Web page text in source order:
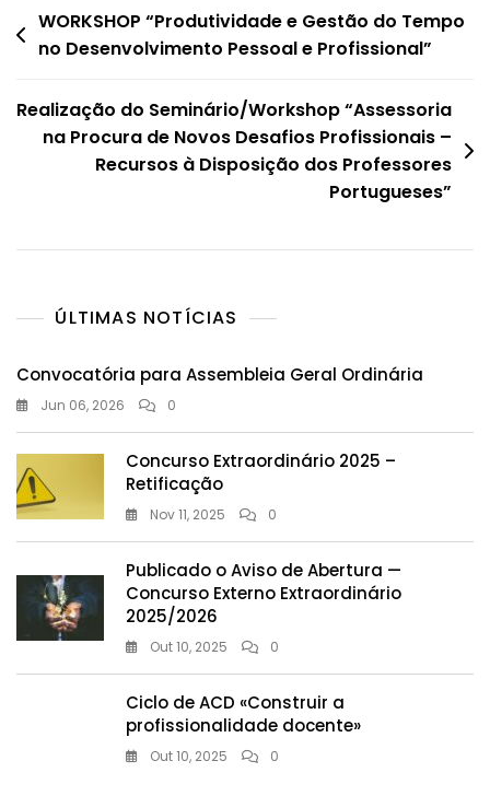
Navegação
de
WORKSHOP “Produtividade e Gestão do Tempo
no Desenvolvimento Pessoal e Profissional”
Realização do Seminário/Workshop “Assessoria
na Procura de Novos Desafios Profissionais –
Recursos à Disposição dos Professores
Portugueses”
ÚLTIMAS NOTÍCIAS
Convocatória para Assembleia Geral Ordinária
Jun 06, 2026 0
Concurso Extraordinário 2025 –
Retificação
Nov 11, 2025 0
Publicado o Aviso de Abertura —
Concurso Externo Extraordinário
2025/2026
Out 10, 2025 0
Ciclo de ACD «Construir a
profissionalidade docente»
Out 10, 2025 0